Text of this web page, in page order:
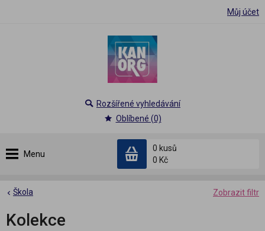
Můj účet
Menu
0 kusů
0 Kč
Rozšířené vyhledávání
Oblíbené (0)
Zobrazit filtr
Škola
Kolekce